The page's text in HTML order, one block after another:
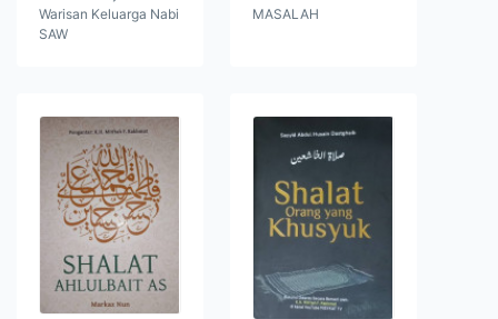
Warisan Keluarga Nabi
SAW
MASALAH